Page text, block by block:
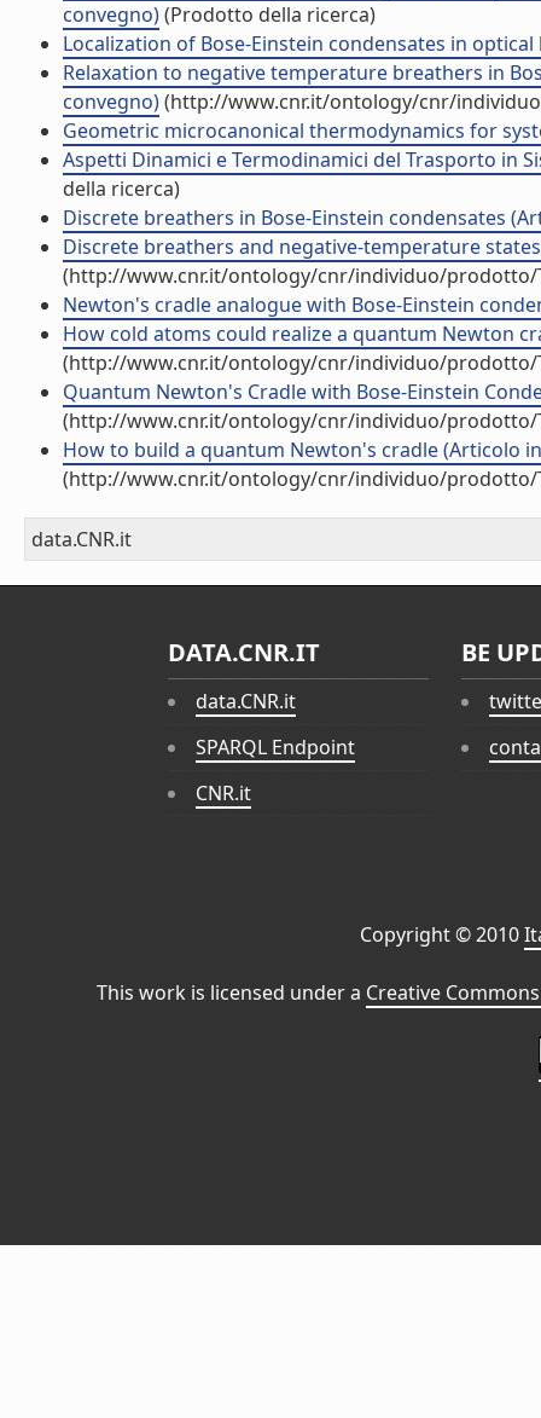
convegno)(Prodotto della ricerca)
Localization of Bose-Einstein condensates in
Relaxation to negative temperature breathers in
convegno)(http://www.cnr.it/ontology/cnr/
Geometric microcanonical thermodynamics for
Aspetti Dinamici e Termodinamici del Trasporto in
della ricerca)
Discrete breathers in Bose-Einstein condensates
Discrete breathers and negative-temperature
(http://www.cnr.it/ontology/cnr/individuo/prodotto/
Newton's cradle analogue with Bose-Einstein
How cold atoms could realize a quantum Newton
(http://www.cnr.it/ontology/cnr/individuo/prodotto/
Quantum Newton's Cradle with Bose-Einstein
(http://www.cnr.it/ontology/cnr/individuo/prodotto/
How to build a quantum Newton's cradle (Articolo
(http://www.cnr.it/ontology/cnr/individuo/prodotto/
data.CNR.it
DATA.CNR.IT
data.CNR.it
SPARQL Endpoint
CNR.it
BE
Copyright © 2010
This work is licensed under a Creative